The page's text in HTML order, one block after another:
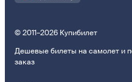
© 2011–2026 Купибилет
Дешевые билеты на самолет и
заказ